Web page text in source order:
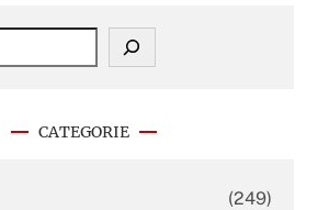
CATEGORIE
(249)